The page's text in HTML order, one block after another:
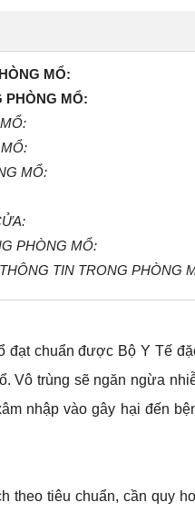
MỔ:
PHÒNG MỔ:
MỔ:
PHÒNG MỔ:
TIN TRONG PHÒNG
đạt chuẩn được Bộ Y Tế
Vô trùng sẽ ngăn ngừa
nhập vào gây hại đến
theo tiêu chuẩn, cần quy